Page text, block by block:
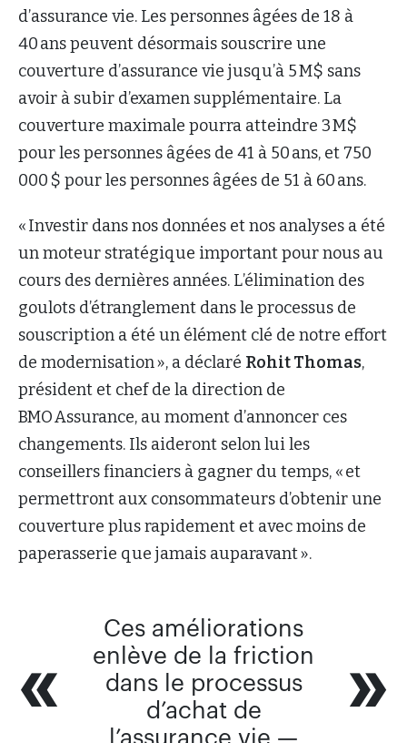
d’assurance vie. Les personnes âgées de 18 à
40 ans peuvent désormais souscrire une
couverture d’assurance vie jusqu’à 5 M$ sans
avoir à subir d’examen supplémentaire. La
couverture maximale pourra atteindre 3 M$
pour les personnes âgées de 41 à 50 ans, et 750
000 $ pour les personnes âgées de 51 à 60 ans.
« Investir dans nos données et nos analyses a été
un moteur stratégique important pour nous au
cours des dernières années. L’élimination des
goulots d’étranglement dans le processus de
souscription a été un élément clé de notre effort
de modernisation », a déclaré Rohit Thomas,
président et chef de la direction de
BMO Assurance, au moment d’annoncer ces
changements. Ils aideront selon lui les
conseillers financiers à gagner du temps, « et
permettront aux consommateurs d’obtenir une
couverture plus rapidement et avec moins de
paperasserie que jamais auparavant ».
Ces améliorations
enlève de la friction
dans le processus
d’achat de
l’assurance vie —